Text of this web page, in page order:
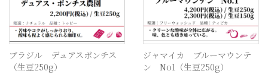
ブラジル デュアスポンチス
（生豆250g）
ジャマイカ ブルーマウンテ
ン No1（生豆250g）